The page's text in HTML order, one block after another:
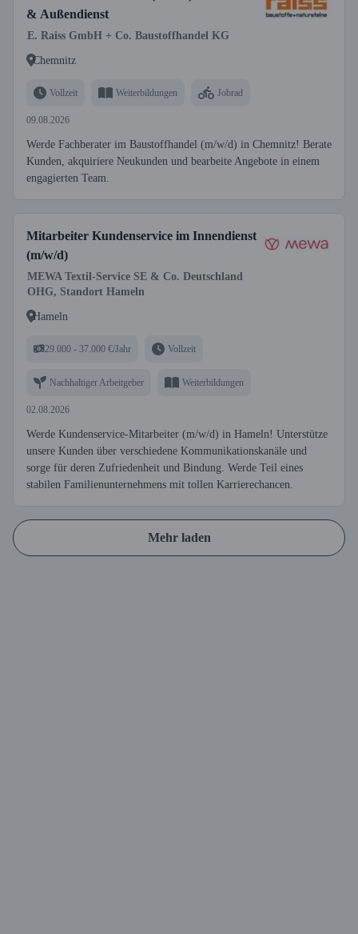
& Außendienst
E. Raiss GmbH + Co. Baustoffhandel KG
Chemnitz
Vollzeit Weiterbildungen Jobrad
09.08.2026
Werde Fachberater im Baustoffhandel (m/w/d) in Chemnitz! Berate
Kunden, akquiriere Neukunden und bearbeite Angebote in einem
engagierten Team.
Mitarbeiter Kundenservice im Innendienst
(m/w/d)
MEWA Textil-Service SE & Co. Deutschland
OHG, Standort Hameln
Hameln
29.000 - 37.000 €/Jahr Vollzeit
Nachhaltiger Arbeitgeber Weiterbildungen
02.08.2026
Werde Kundenservice-Mitarbeiter (m/w/d) in Hameln! Unterstütze
unsere Kunden über verschiedene Kommunikationskanäle und
sorge für deren Zufriedenheit und Bindung. Werde Teil eines
stabilen Familienunternehmens mit tollen Karrierechancen.
Mehr laden